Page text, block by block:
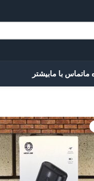
ماتماس با مابیشتر